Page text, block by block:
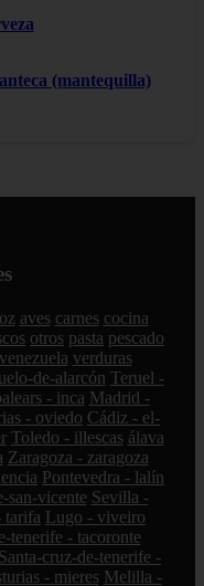
(mantequilla)
aves carnes cocina
otros pasta pescado
venezuela verduras
de-alarcón Teruel -
- inca Madrid -
- oviedo Cádiz - el-
Toledo - illescas álava
Zaragoza - zaragoza
Pontevedra - lalín
san-vicente Sevilla -
tarifa Lugo - viveiro
tenerife - tacoronte
Santa-cruz-de-tenerife -
- mieres Melilla -